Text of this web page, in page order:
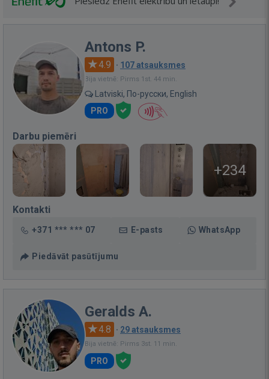
Antons P.
4.9 · 107 atsauksmes
Bija vietnē: Pirms 1st. 44 min.
Latviski, По-русски, English
PRO
Darbu piemēri
+234
Kontakti
+371 *** *** 07 E-pasts WhatsApp
Piedāvāt pasūtījumu
Geralds A.
4.8 · 29 atsauksmes
Bija vietnē: Pirms 3st. 11 min.
PRO